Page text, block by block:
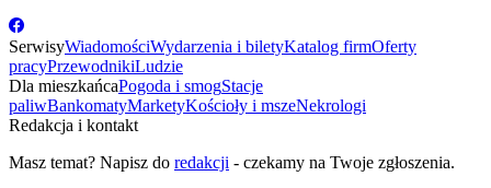
SerwisyWiadomościWydarzenia i biletyKatalog firmOferty
pracyPrzewodnikiLudzie
Dla mieszkańcaPogoda i smogStacje
paliwBankomatyMarketyKościoły i mszeNekrologi
Redakcja i kontakt
Masz temat? Napisz do redakcji - czekamy na Twoje zgłoszenia.